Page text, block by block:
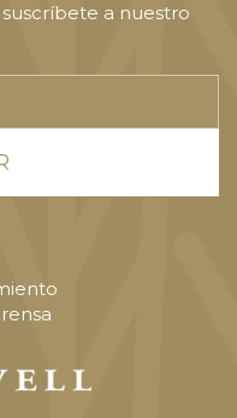
a nuestro